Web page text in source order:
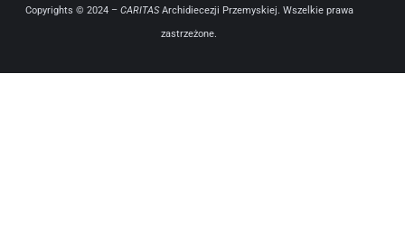
Copyrights © 2024 – CARITASArchidiecezji Przemyskiej. Wszelkie prawa
zastrzeżone.